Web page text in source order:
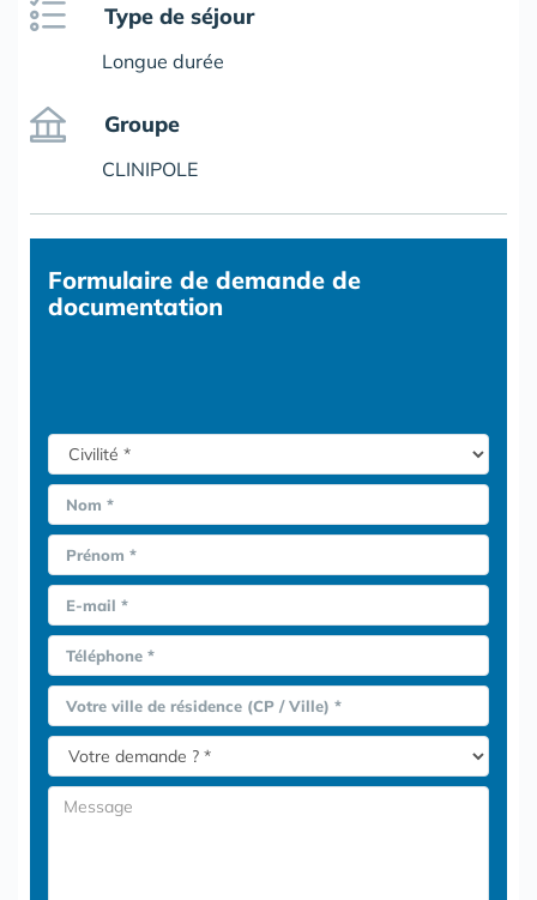
Type de séjour
Longue durée
Groupe
CLINIPOLE
Formulaire de demande de
documentation
Nom *
Prénom *
E-mail *
Téléphone *
Votre ville de résidence (CP / Ville) *